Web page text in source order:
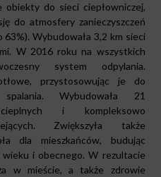
obiekty do sieci ciepłowniczej,
do atmosfery zanieczyszczeń
63%). Wybudowała 3,2 km sieci
W 2016 roku na wszystkich
system odpylania.
przystosowując je do
Wybudowała 21
i kompleksowo
Zwiększyła także
dla mieszkańców, budując
i obecnego. W rezultacie
w mieście, a także zdrowie